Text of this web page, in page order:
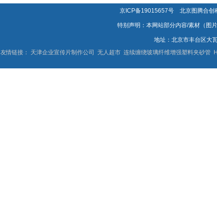
京ICP备19015657号 北京图腾合
特别声明：本网站部分内容/素材（图
地址：北京市丰台区大
友情链接： 天津企业宣传片制作公司 无人超市 连续缠绕玻璃纤维增强塑料夹砂管